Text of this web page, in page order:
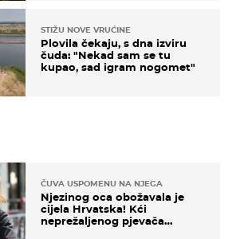
STIŽU NOVE VRUĆINE
Plovila čekaju, s dna izviru
čuda: "Nekad sam se tu
kupao, sad igram nogomet"
ČUVA USPOMENU NA NJEGA
Njezinog oca obožavala je
cijela Hrvatska! Kći
neprežaljenog pjevača